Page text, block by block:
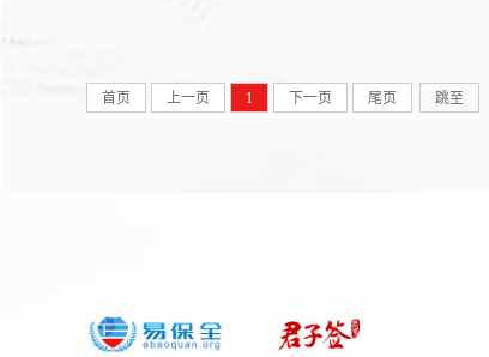
首页 上一页 1 下一页 尾页 跳至